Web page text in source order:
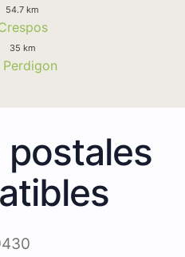
54.7 km
35 km
Perdigon